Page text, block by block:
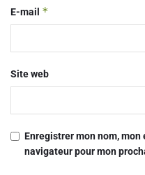
E-mail *
Site web
Enregistrer mon nom,
navigateur pour mon